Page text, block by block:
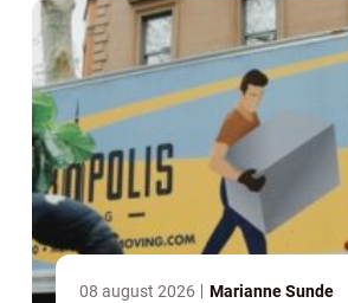
08 august 2026 Marianne Sunde